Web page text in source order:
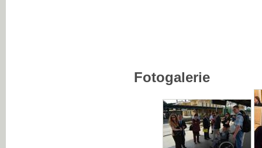
Fotogalerie